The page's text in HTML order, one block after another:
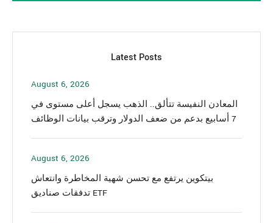
Latest Posts
August 6, 2026
المعادن النفيسة تتألق.. الذهب يسجل أعلى مستوى في
7 أسابيع بدعم من ضعف الدولار وترقب بيانات الوظائف
August 6, 2026
بيتكوين يرتفع مع تحسن شهية المخاطرة وانتعاش
تدفقات صناديق ETF